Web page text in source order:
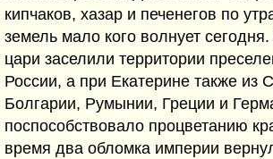
кипчаков, хазар и печенегов по
земель мало кого волнует
цари заселили территории
России, а при Екатерине также из
Болгарии, Румынии, Греции и
поспособствовало процветанию
время два обломка империи